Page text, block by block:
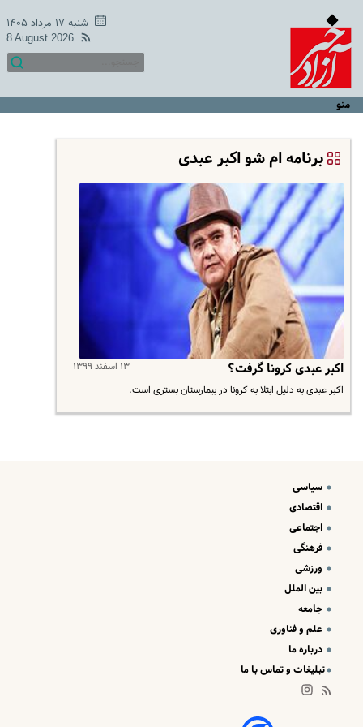
شنبه ۱۷ مرداد ۱۴۰۵
8 August 2026
منو
برنامه ام شو اکبر عبدی
۱۳ اسفند ۱۳۹۹ اکبر عبدی کرونا گرفت؟
اکبر عبدی به دلیل ابتلا به کرونا در بیمارستان بستری است.
سیاسی
اقتصادی
اجتماعی
فرهنگی
ورزشی
بین الملل
جامعه
علم و فناوری
درباره ما
تبلیغات و تماس با ما